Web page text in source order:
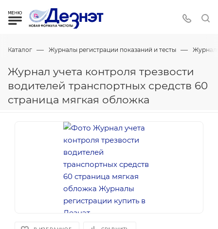
Каталог — Журналы регистрации показаний и тесты —
Журнал учета контроля трезвости
водителей транспортных средств 60
страница мягкая обложка